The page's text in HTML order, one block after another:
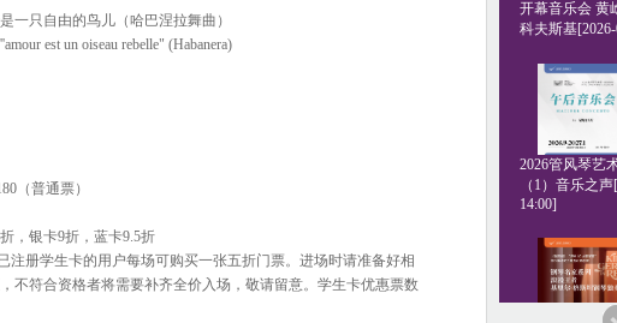
一只自由的鸟儿（哈巴涅拉舞曲）
est un oiseau rebelle" (Habanera)
（普通票）
，银卡9折，蓝卡9.5折
注册学生卡的用户每场可购买一张五折门票。进场时请准备好相
不符合资格者将需要补齐全价入场，敬请留意。学生卡优惠票数
开幕音乐会 黄
科夫斯基
2026管风琴艺
（1）音乐之
14:00]